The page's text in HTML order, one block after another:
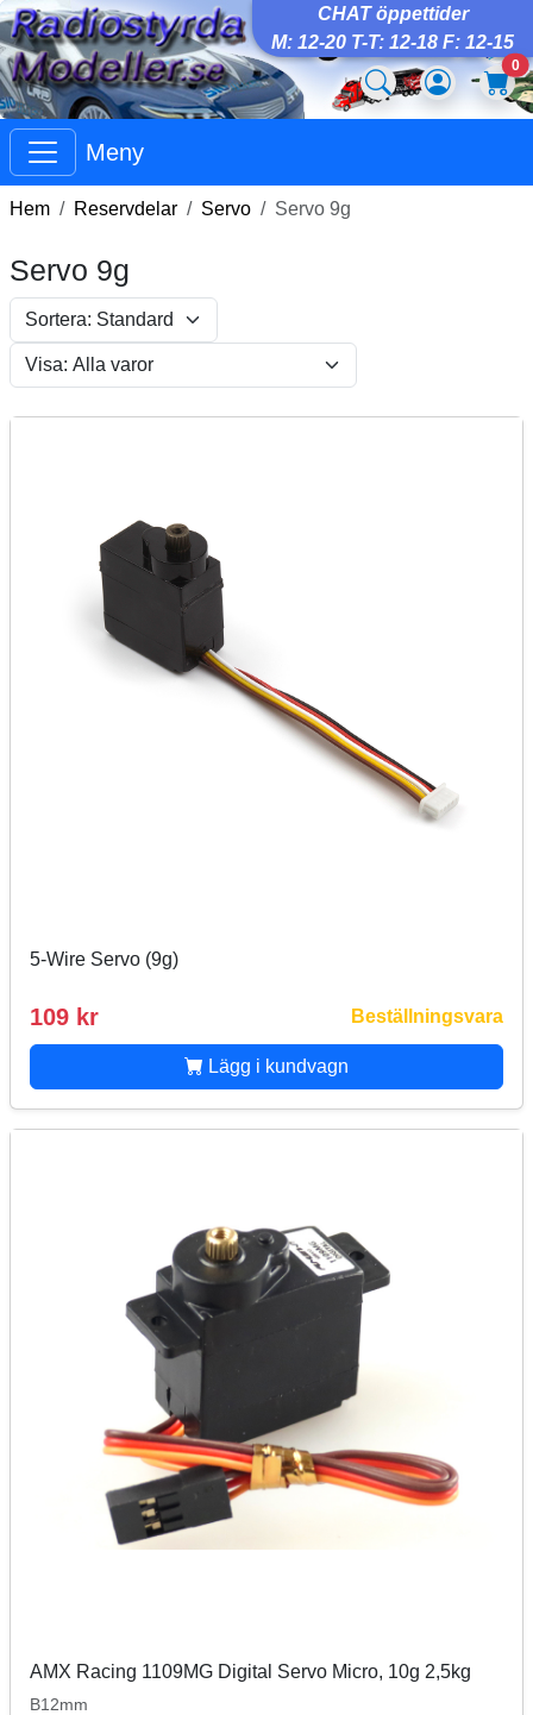
CHAT öppettider
M: 12-20 T-T: 12-18 F: 12-15
0
Meny
Hem Reservdelar Servo Servo 9g
Servo 9g
5-Wire Servo (9g)
109 kr Beställningsvara
Lägg i kundvagn
AMX Racing 1109MG Digital Servo Micro, 10g 2,5kg
B12mm